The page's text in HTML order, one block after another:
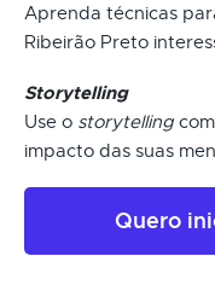
Aprenda técnicas
Ribeirão Preto
Storytelling
Use o storytelling
impacto das suas
Quero